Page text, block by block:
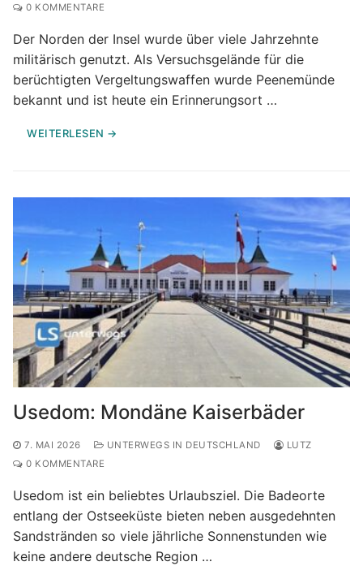
0 KOMMENTARE
Der Norden der Insel wurde über viele Jahrzehnte
militärisch genutzt. Als Versuchsgelände für die
berüchtigten Vergeltungswaffen wurde Peenemünde
bekannt und ist heute ein Erinnerungsort …
WEITERLESEN →
Usedom: Mondäne Kaiserbäder
7. MAI 2026 UNTERWEGS IN DEUTSCHLAND
LUTZ
0 KOMMENTARE
Usedom ist ein beliebtes Urlaubsziel. Die Badeorte
entlang der Ostseeküste bieten neben ausgedehnten
Sandstränden so viele jährliche Sonnenstunden wie
keine andere deutsche Region …